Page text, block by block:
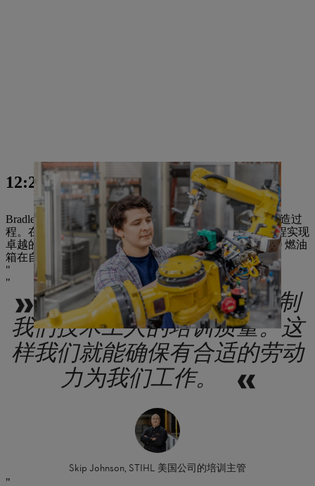
12:20
Bradley 在四台吹塑机中的一台上
监控中空塑料部件的制造过
程。在位于弗吉尼亚比奇的驻地，高度自动化的生产过程实现
卓越的效率和出色的质量水平。只需 32 秒，STIHL 4180 燃油
箱在自动化单元中成型、焊接、组装并经过密封性检测。
培训计划让我们能够控制
我们技术工人的培训质量。这
样我们就能确保有合适的劳动
力为我们工作。
Skip Johnson, STIHL 美国公司的培训主管